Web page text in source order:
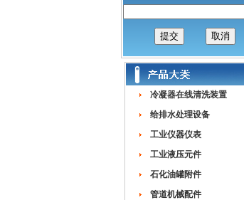
冷凝器在线清洗装置
给排水处理设备
工业仪器仪表
工业液压元件
石化油罐附件
管道机械配件